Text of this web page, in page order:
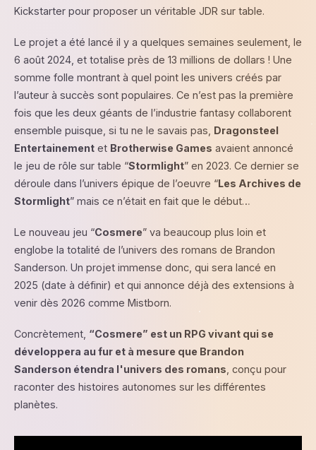
Kickstarter pour proposer un véritable JDR sur table.
Le projet a été lancé il y a quelques semaines seulement, le
6 août 2024, et totalise près de 13 millions de dollars ! Une
somme folle montrant à quel point les univers créés par
l’auteur à succès sont populaires. Ce n’est pas la première
fois que les deux géants de l’industrie fantasy collaborent
ensemble puisque, si tu ne le savais pas, Dragonsteel
Entertainement et Brotherwise Games avaient annoncé
le jeu de rôle sur table “Stormlight” en 2023. Ce dernier se
déroule dans l’univers épique de l’oeuvre “Les Archives de
Stormlight” mais ce n’était en fait que le début…
Le nouveau jeu “Cosmere” va beaucoup plus loin et
englobe la totalité de l’univers des romans de Brandon
Sanderson. Un projet immense donc, qui sera lancé en
2025 (date à définir) et qui annonce déjà des extensions à
venir dès 2026 comme Mistborn.
Concrètement, “Cosmere” est un RPG vivant qui se
développera au fur et à mesure que Brandon
Sanderson étendra l'univers des romans , conçu pour
raconter des histoires autonomes sur les différentes
planètes.